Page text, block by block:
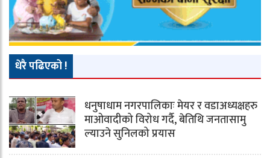
धेरै पढिएको !
धनुषाधाम नगरपालिकाः मेयर र वडाअध्यक्षहरु
माओवादीको विरोध गर्दै, बेतिथि जनतासामु
ल्याउने सुनिलको प्रयास